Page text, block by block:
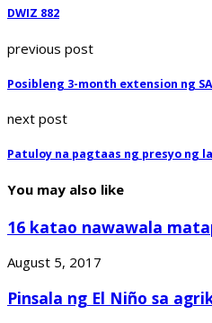
DWIZ 882
previous post
Posibleng 3-month extension ng
next post
Patuloy na pagtaas ng presyo ng
You may also like
16 katao nawawala
August 5, 2017
Pinsala ng El Niño sa